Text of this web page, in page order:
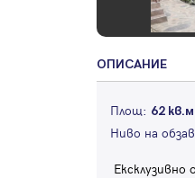
ОПИСАНИЕ
Площ: 62
Ниво на